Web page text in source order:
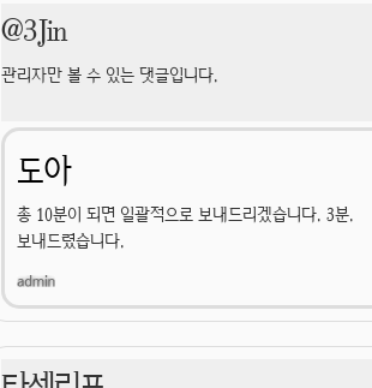
@3Jin
관리자만 볼 수 있는 댓글입니다.
도아
총 10분이 되면 일괄적으로 보내드리겠습니다. 3분.
보내드렸습니다.